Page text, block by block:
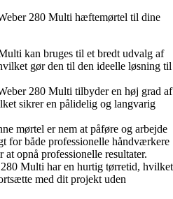
280 Multi hæftemørtel til dine
kan bruges til et bredt udvalg af
gør den til den ideelle løsning til
280 Multi tilbyder en høj grad af
sikrer en pålidelig og langvarig
mørtel er nem at påføre og arbejde
for både professionelle håndværkere
at opnå professionelle resultater.
Multi har en hurtig tørretid, hvilket
med dit projekt uden